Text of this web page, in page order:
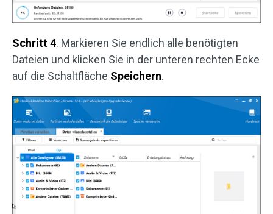
Schritt 4. Markieren Sie endlich alle benötigten
Dateien und klicken Sie in der unteren rechten Ecke
auf die Schaltfläche Speichern.